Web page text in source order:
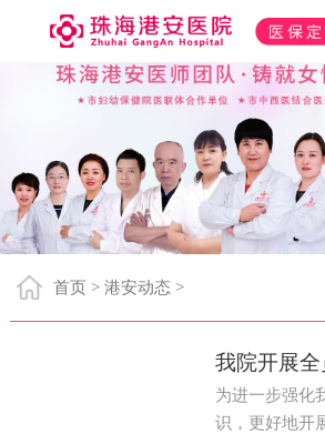
首页> 港安动态 >
为进一步强化
识，更好地开